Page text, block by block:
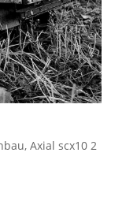
Axial scx10 2